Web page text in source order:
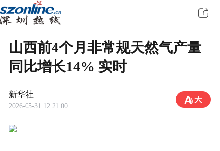
山西前4个月非常规天然气产量
同比增长14% 实时
新华社
2026-05-31 12:21:00